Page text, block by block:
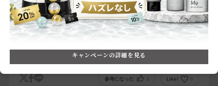
使い続けるうちに、肌が明るく透き通ったような印象にな
り、美白効果を実感しています。香りも強すぎず上品で、
ず、毎日のスキンケアが心地よくなりました。ライン使い
することで、肌の調子がより安定してきたと思います。
続きを読む
参考になった 0 Like! 0
キャンペーンの詳細を見る